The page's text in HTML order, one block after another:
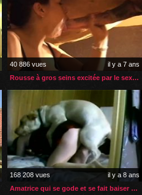
40 886 vues
il y a 7 ans
Rousse à gros seins excitée par le sexe de son cheval
168 208 vues
il y a 8 ans
Amatrice qui se gode et se fait baiser par son animal